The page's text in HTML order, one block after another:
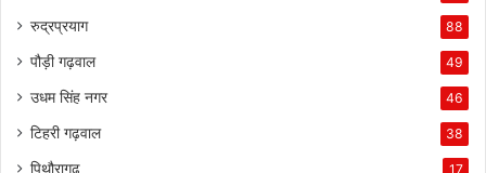
रुद्रप्रयाग 88
पौड़ी गढ़वाल 49
उधम सिंह नगर 46
टिहरी गढ़वाल 38
पिथौरागढ़ 17